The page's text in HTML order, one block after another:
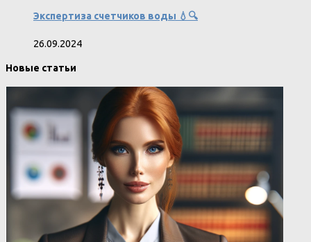
Экспертиза счетчиков воды 💧🔍
26.09.2024
Новые статьи